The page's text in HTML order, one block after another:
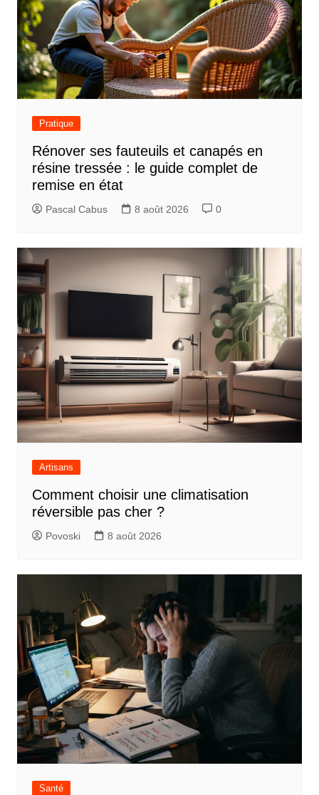
Pratique
Rénover ses fauteuils et canapés en
résine tressée : le guide complet de
remise en état
Pascal Cabus 8 août 2026 0
Artisans
Comment choisir une climatisation
réversible pas cher ?
Povoski 8 août 2026
Santé